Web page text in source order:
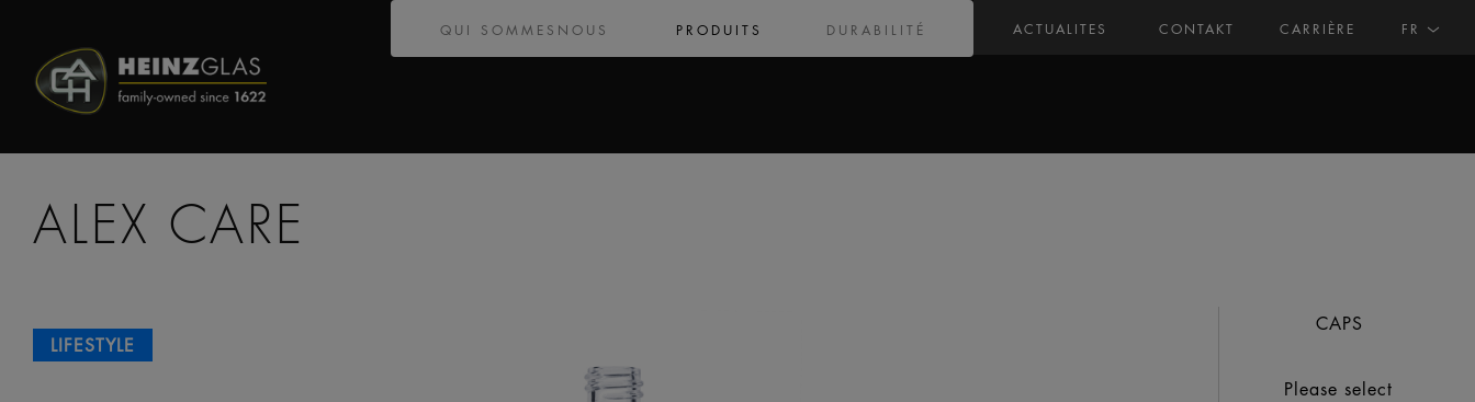
ACTUALITES CONTAKT CARRIÈRE FR
QUI SOMMESNOUS PRODUITS DURABILITÉ
LIFESTYLE
ALEX CARE
CAPS
Please select